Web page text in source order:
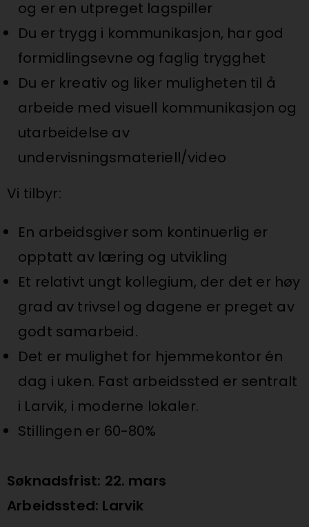
og er en utpreget lagspiller
Du er trygg i kommunikasjon, har god
formidlingsevne og faglig trygghet
Du er kreativ og liker muligheten til å
arbeide med visuell kommunikasjon og
utarbeidelse av
undervisningsmateriell/video
Vi tilbyr:
En arbeidsgiver som kontinuerlig er
opptatt av læring og utvikling
Et relativt ungt kollegium, der det er høy
grad av trivsel og dagene er preget av
godt samarbeid.
Det er mulighet for hjemmekontor én
dag i uken. Fast arbeidssted er sentralt
i Larvik, i moderne lokaler.
Stillingen er 60-80%
Søknadsfrist: 22. mars
Arbeidssted: Larvik